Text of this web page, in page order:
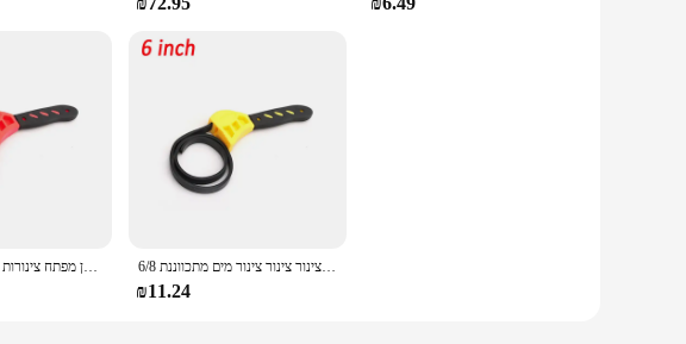
רב תכליתי חגורת ברגים מתכוונן גומי רצועת שמן מפתח ברגים צנצנת פותחן מפתח צינורות מחסנית פירוק כלי 6/8 חגורה אינץ 'ברגים שמן מסנן מסנן להגדיר צינור גומי צינור צינור צינור צינור צינור מים מתכווננת
₪11.24